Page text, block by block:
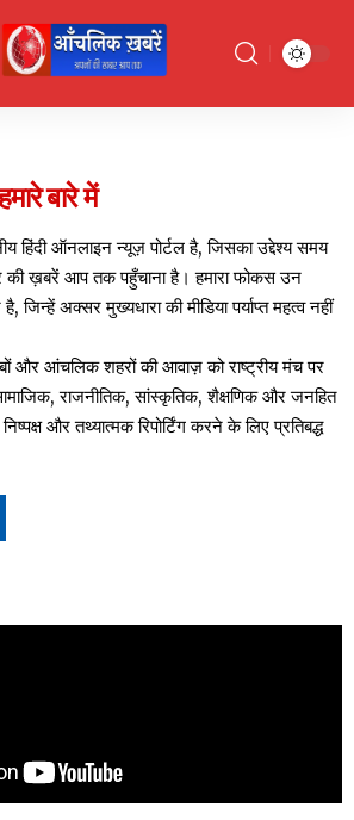
बारे में
हिंदी ऑनलाइन न्यूज़ पोर्टल है, जिसका उद्देश्य समय
ख़बरें आप तक पहुँचाना है। हमारा फोकस उन
है, जिन्हें अक्सर मुख्यधारा की मीडिया पर्याप्त महत्व नहीं
और आंचलिक शहरों की आवाज़ को राष्ट्रीय मंच पर
राजनीतिक, सांस्कृतिक, शैक्षणिक और जनहित
और तथ्यात्मक रिपोर्टिंग करने के लिए प्रतिबद्ध